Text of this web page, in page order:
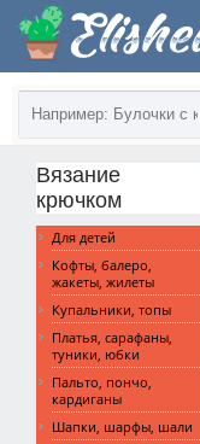
Вязание
крючком
Для детей
Кофты, балеро,
жакеты, жилеты
Купальники, топы
Платья, сарафаны,
туники, юбки
Пальто, пончо,
кардиганы
Шапки, шарфы, шали